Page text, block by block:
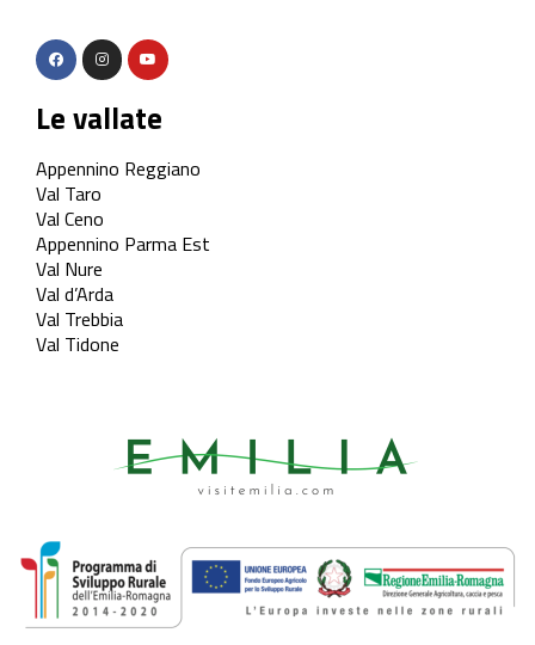
Le vallate
Appennino Reggiano
Val Taro
Val Ceno
Appennino Parma Est
Val Nure
Val d’Arda
Val Trebbia
Val Tidone